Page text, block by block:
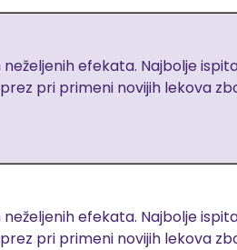
efekata. Najbolje
pri primeni novijih lekova
efekata. Najbolje
pri primeni novijih lekova